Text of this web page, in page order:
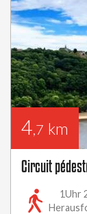
4,7 km
Circuit
1Uhr